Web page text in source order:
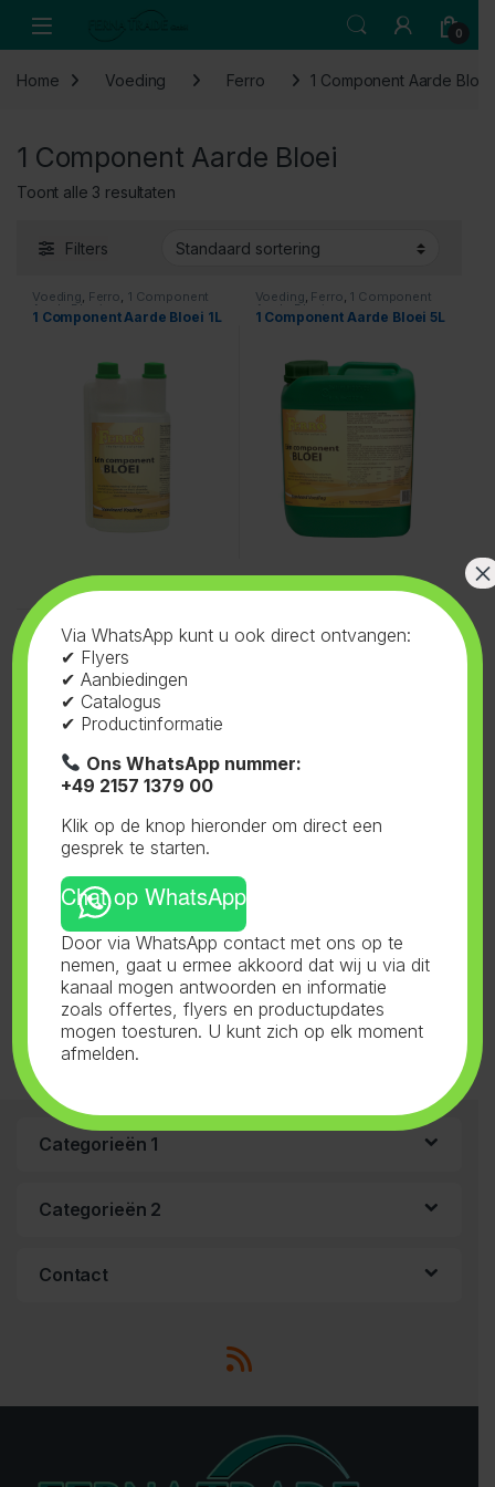
Open 0
Home Voeding Ferro 1 Component Aarde Bloei
1 Component Aarde Bloei
Toont alle 3 resultaten
Filters
Voeding, Ferro, 1 Component
Aarde Bloei
1 Component Aarde Bloei 1L
Voeding, Ferro, 1 Component
Aarde Bloei
1 Component Aarde Bloei 5L
Voeding, Ferro,1 Component
Aarde Bloei
1 Component Aarde Bloei
Toont alle 3 resultaten
Categorieën 1
Categorieën 2
Contact
Via WhatsApp kunt u ook direct ontvangen:
✔ Flyers
✔ Aanbiedingen
✔ Catalogus
✔ Productinformatie
Ons WhatsApp nummer:
+49 2157 1379 00
Klik op de knop hieronder om direct een
gesprek te starten.
Chat op WhatsApp
Door via WhatsApp contact met ons op te
nemen, gaat u ermee akkoord dat wij u via dit
kanaal mogen antwoorden en informatie
zoals offertes, flyers en productupdates
mogen toesturen. U kunt zich op elk moment
afmelden.
×